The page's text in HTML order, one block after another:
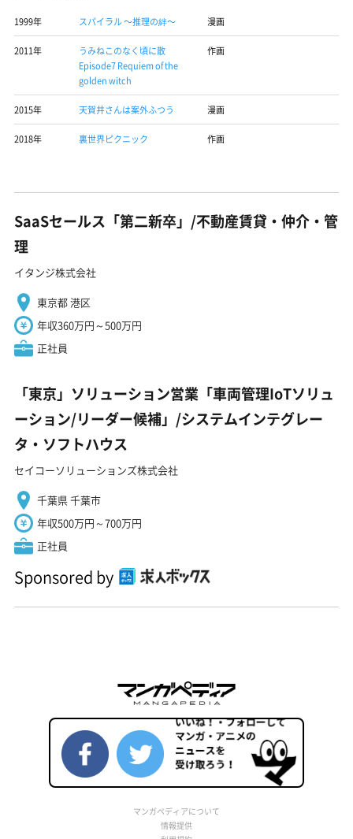
1999年 スパイラル 〜推理の絆〜 漫画
2011年
うみねこのなく頃に散
Episode7 Requiem of the
golden witch
作画
2015年 天賀井さんは案外ふつう 漫画
2018年 裏世界ピクニック 作画
SaaSセールス「第二新卒」/不動産賃貸・仲介・管
理
イタンジ株式会社
東京都 港区
年収360万円～500万円
正社員
「東京」ソリューション営業「車両管理IoTソリュ
ーション/リーダー候補」/システムインテグレー
タ・ソフトハウス
セイコーソリューションズ株式会社
千葉県 千葉市
年収500万円～700万円
正社員
Sponsored by
マンガペディアについて
情報提供